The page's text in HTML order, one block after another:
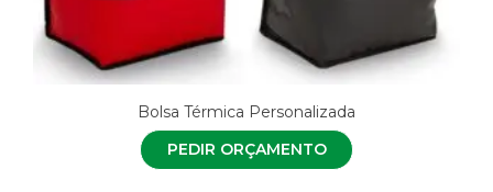
Bolsa Térmica Personalizada
PEDIR ORÇAMENTO